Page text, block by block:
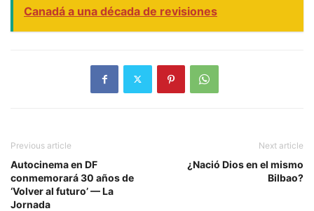
Canadá a una década de revisiones
Previous article
Autocinema en DF
conmemorará 30 años de
‘Volver al futuro’ — La
Jornada
Next article
¿Nació Dios en el mismo
Bilbao?